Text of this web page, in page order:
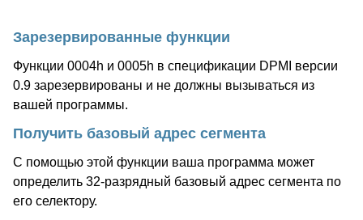
Зарезервированные функции
Функции 0004h и 0005h в спецификации DPMI версии
0.9 зарезервированы и не должны вызываться из
вашей программы.
Получить базовый адрес сегмента
С помощью этой функции ваша программа может
определить 32-разрядный базовый адрес сегмента по
его селектору.